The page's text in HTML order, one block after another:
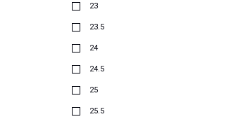
23
23.5
24
24.5
25
25.5